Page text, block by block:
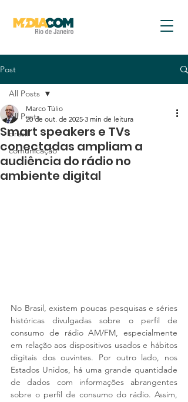
Post
All Posts
brasil
comunicação
All Posts
Smart speakers e TVs
conectadas ampliam a
audiência do rádio no
ambiente digital
Marco Túlio
20 de out. de 2025 3 min de leitura
No Brasil, existem poucas pesquisas e séries
históricas divulgadas sobre o perfil de
consumo de rádio AM/FM, especialmente
em relação aos dispositivos usados e hábitos
digitais dos ouvintes. Por outro lado, nos
Estados Unidos, há uma grande quantidade
de dados com informações abrangentes
sobre o perfil de consumo do rádio. Assim,